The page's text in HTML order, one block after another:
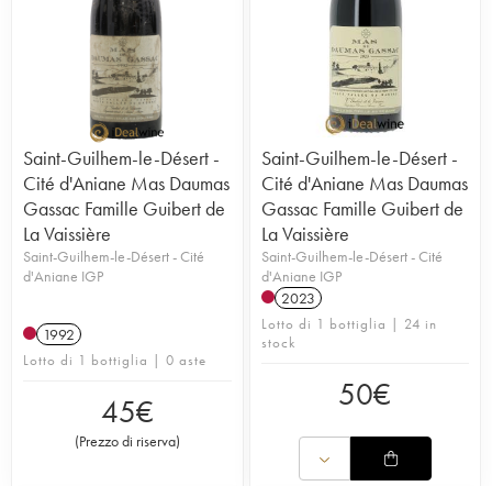
Saint-Guilhem-le-Désert -
Cité d'Aniane Mas Daumas
Gassac Famille Guibert de
La Vaissière
Saint-Guilhem-le-Désert - Cité
d'Aniane IGP
1992
Lotto di 1 bottiglia | 0 aste
45€
(Prezzo di riserva)
Saint-Guilhem-le-Désert -
Cité d'Aniane Mas Daumas
Gassac Famille Guibert de
La Vaissière
Saint-Guilhem-le-Désert - Cité
d'Aniane IGP
2023
Lotto di 1 bottiglia | 24 in
stock
50€